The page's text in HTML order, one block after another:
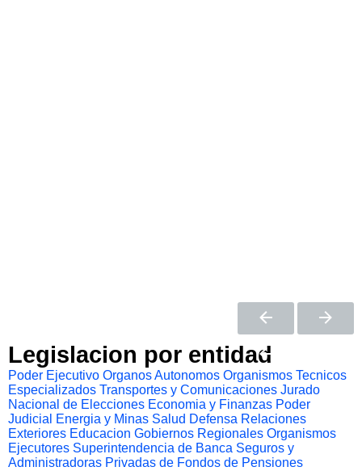
Legislacion por entidad
Poder Ejecutivo Organos Autonomos Organismos Tecnicos
Especializados Transportes y Comunicaciones Jurado
Nacional de Elecciones Economia y Finanzas Poder
Judicial
Energia y Minas Salud Defensa Relaciones
Exteriores Educacion Gobiernos Regionales Organismos
Ejecutores Superintendencia de Banca Seguros y
Administradoras Privadas de Fondos de Pensiones